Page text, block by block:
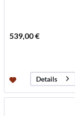
539,00 €
Details